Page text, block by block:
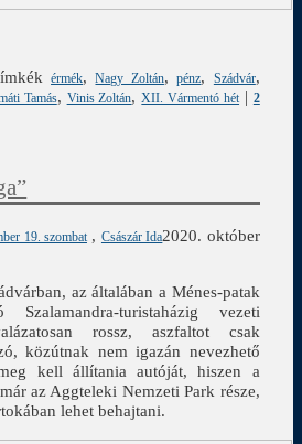
érmék,Nagy Zoltán,pénz, Szádvár,
Tamás, Vinis Zoltán,XII. Vármentó hét | 2
19. szombat , Császár Ida2020. október
az általában a Ménes-patak
Szalamandra-turistaházig vezeti
rossz, aszfaltot csak
közútnak nem igazán nevezhető
kell állítania autóját, hiszen a
az Aggteleki Nemzeti Park része,
lehet behajtani.